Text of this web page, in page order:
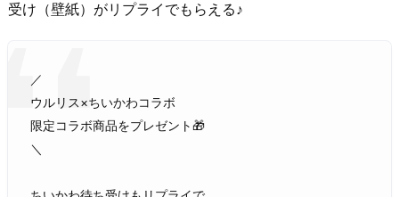
受け（壁紙）がリプライでもらえる♪
／
ウルリス×ちいかわコラボ
限定コラボ商品をプレゼント🎁
＼